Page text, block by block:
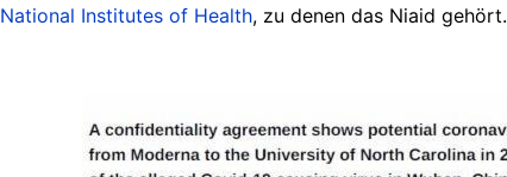
National Institutes of Health, zu denen das Niaid gehört.